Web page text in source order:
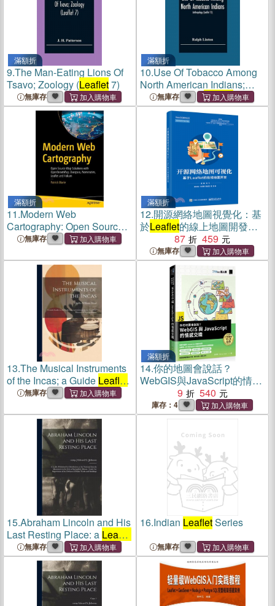
滿額折
9.The Man-Eating Lions Of
Tsavo; Zoology (Leaflet7)
無庫存
滿額折
10.Use Of Tobacco Among
North American Indians;
Anthropology (Leaflet15)
無庫存
滿額折
11.Modern Web
Cartography: Open Source
Map Solutions with
Nominatim,Leafletand
無庫存
滿額折
12.開源網絡地圖視覺化：基
於Leaflet的線上地圖開發
（簡體書）
87 459
無庫存
13.The Musical Instruments
of the Incas; a Guide Leaflet
to the Collection on
Museum of Natural History
無庫存
滿額折
14.你的地圖會說話？
WebGIS與JavaScript的情感
交織（iT邦幫忙鐵人賽系列
書）
9 540
庫存：4
15.Abraham Lincoln and His
Last Resting Place: a Leaflet
Published for Distribution at
the National Lincoln
Monument in the City of
Springfield, Illinois
無庫存
16.Indian LeafletSeries
無庫存